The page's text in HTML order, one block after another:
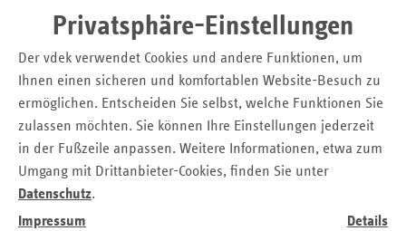
Privatsphäre-Einstellungen
Der vdek verwendet Cookies und andere Funktionen, um
Ihnen einen sicheren und komfortablen Website-Besuch zu
ermöglichen. Entscheiden Sie selbst, welche Funktionen Sie
zulassen möchten. Sie können Ihre Einstellungen jederzeit
in der Fußzeile anpassen. Weitere Informationen, etwa zum
Umgang mit Drittanbieter-Cookies, finden Sie unter
Datenschutz.
Impressum
Details
Seniorenunterstützung in Rödental
In der Gemeinde Rödental gibt es ein vielfältiges Angebot
für ältere Bürger – von seniorengerechten Wohnungen bis
hin zum Gedächtnistraining. Das Prinzip dahinter: Jüngere
Senioren helfen älteren Senioren. So werden
Heimaufenthalte vermieden.